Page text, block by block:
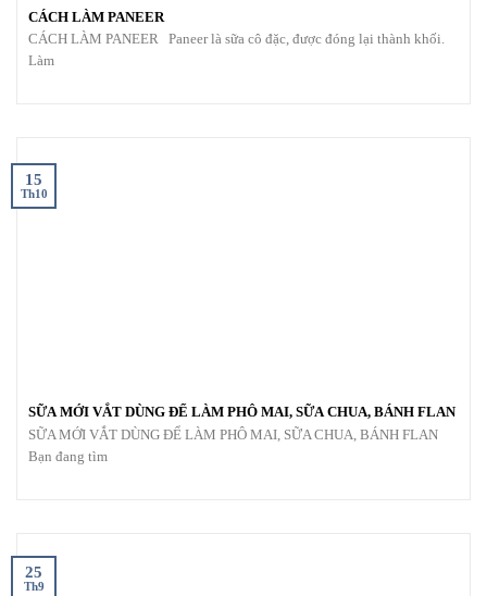
CÁCH LÀM PANEER
CÁCH LÀM PANEER Paneer là sữa cô đặc, được đóng lại thành khối.
Làm
SỮA MỚI VẮT DÙNG ĐỂ LÀM PHÔ MAI, SỮA CHUA, BÁNH FLAN
SỮA MỚI VẮT DÙNG ĐỂ LÀM PHÔ MAI, SỮA CHUA, BÁNH FLAN
Bạn đang tìm
15
Th10
25
Th9